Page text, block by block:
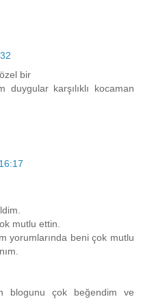
bir
duygular karşılıklı kocaman
mutlu ettin.
yorumlarında beni çok mutlu
blogunu çok beğendim ve